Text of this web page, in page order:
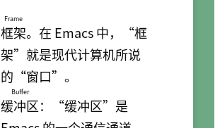
框架
Frame
。在 Emacs 中，“框
架”就是现代计算机所说
的“窗口”。
缓冲区
Buffer
：“缓冲区”是